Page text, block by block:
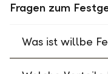
Fragen zum
Was ist willbe